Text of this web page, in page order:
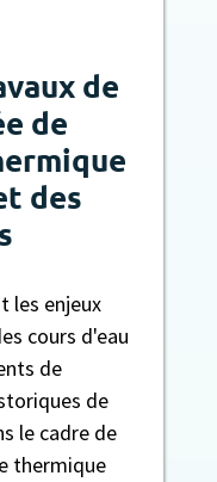
de
de
des
les enjeux
cours d'eau
de
de
le cadre de
thermique